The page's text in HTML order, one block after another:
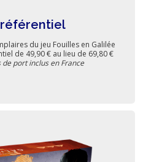
du jeu Fouilles en Galilée
de 49,90 € au lieu de 69,80 €
de port inclus en France